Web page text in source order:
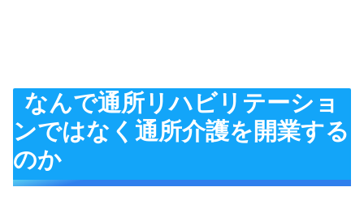
なんで通所リハビリテーショ
ンではなく通所介護を開業する
のか